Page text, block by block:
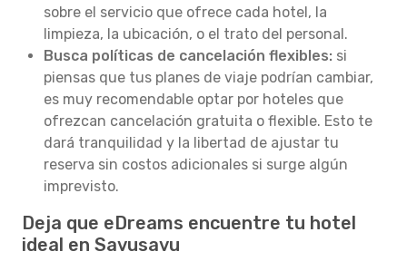
sobre el servicio que ofrece cada hotel, la
limpieza, la ubicación, o el trato del personal.
Busca políticas de cancelación flexibles: si
piensas que tus planes de viaje podrían cambiar,
es muy recomendable optar por hoteles que
ofrezcan cancelación gratuita o flexible. Esto te
dará tranquilidad y la libertad de ajustar tu
reserva sin costos adicionales si surge algún
imprevisto.
Deja que eDreams encuentre tu hotel
ideal en Savusavu